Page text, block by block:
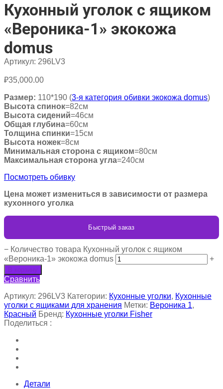
Кухонный уголок с ящиком
«Вероника-1» экокожа
domus
Артикул: 296LV3
₽35,000.00
Размер: 110*190 (3-я категория обивки экокожа domus)
Высота спинок=82см
Высота сидений=46см
Общая глубина=60см
Толщина спинки=15см
Высота ножек=8см
Минимальная сторона с ящиком=80см
Максимальная сторона угла=240см
Посмотреть обивку
Цена может измениться в зависимости от размера
кухонного уголка
Быстрый заказ
− Количество товара Кухонный уголок с ящиком
«Вероника-1» экокожа domus
+
В корзину
Сравнить
Артикул: 296LV3 Категории: Кухонные уголки, Кухонные
уголки с ящиками для хранения Метки: Вероника 1,
Красный Бренд: Кухонные уголки Fisher
Поделиться :
Детали